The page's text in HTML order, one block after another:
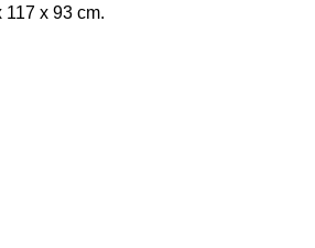
x 93 cm.